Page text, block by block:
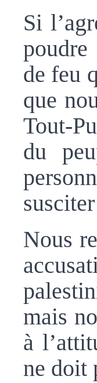
Si
de feu
que
Tout-
du
Nous
mais
à
ne doit